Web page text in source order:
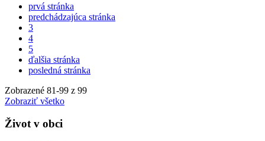
prvá stránka
predchádzajúca stránka
3
4
5
ďalšia stránka
posledná stránka
Zobrazené 81-99 z 99
Zobraziť všetko
Život v obci